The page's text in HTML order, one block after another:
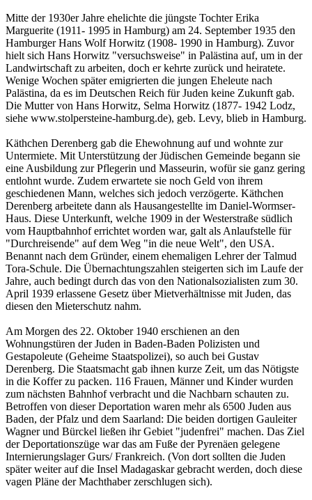
Mitte der 1930er Jahre ehelichte die jüngste Tochter Erika
Marguerite (1911- 1995 in Hamburg) am 24. September 1935 den
Hamburger Hans Wolf Horwitz (1908- 1990 in Hamburg). Zuvor
hielt sich Hans Horwitz "versuchsweise" in Palästina auf, um in der
Landwirtschaft zu arbeiten, doch er kehrte zurück und heiratete.
Wenige Wochen später emigrierten die jungen Eheleute nach
Palästina, da es im Deutschen Reich für Juden keine Zukunft gab.
Die Mutter von Hans Horwitz, Selma Horwitz (1877- 1942 Lodz,
siehe www.stolpersteine-hamburg.de), geb. Levy, blieb in Hamburg.
Käthchen Derenberg gab die Ehewohnung auf und wohnte zur
Untermiete. Mit Unterstützung der Jüdischen Gemeinde begann sie
eine Ausbildung zur Pflegerin und Masseurin, wofür sie ganz gering
entlohnt wurde. Zudem erwartete sie noch Geld von ihrem
geschiedenen Mann, welches sich jedoch verzögerte. Käthchen
Derenberg arbeitete dann als Hausangestellte im Daniel-Wormser-
Haus. Diese Unterkunft, welche 1909 in der Westerstraße südlich
vom Hauptbahnhof errichtet worden war, galt als Anlaufstelle für
"Durchreisende" auf dem Weg "in die neue Welt", den USA.
Benannt nach dem Gründer, einem ehemaligen Lehrer der Talmud
Tora-Schule. Die Übernachtungszahlen steigerten sich im Laufe der
Jahre, auch bedingt durch das von den Nationalsozialisten zum 30.
April 1939 erlassene Gesetz über Mietverhältnisse mit Juden, das
diesen den Mieterschutz nahm.
Am Morgen des 22. Oktober 1940 erschienen an den
Wohnungstüren der Juden in Baden-Baden Polizisten und
Gestapoleute (Geheime Staatspolizei), so auch bei Gustav
Derenberg. Die Staatsmacht gab ihnen kurze Zeit, um das Nötigste
in die Koffer zu packen. 116 Frauen, Männer und Kinder wurden
zum nächsten Bahnhof verbracht und die Nachbarn schauten zu.
Betroffen von dieser Deportation waren mehr als 6500 Juden aus
Baden, der Pfalz und dem Saarland: Die beiden dortigen Gauleiter
Wagner und Bürckel ließen ihr Gebiet "judenfrei" machen. Das Ziel
der Deportationszüge war das am Fuße der Pyrenäen gelegene
Internierungslager Gurs/ Frankreich. (Von dort sollten die Juden
später weiter auf die Insel Madagaskar gebracht werden, doch diese
vagen Pläne der Machthaber zerschlugen sich).